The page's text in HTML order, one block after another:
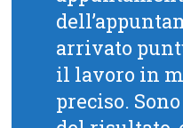
arrivato
il lavoro in
preciso.